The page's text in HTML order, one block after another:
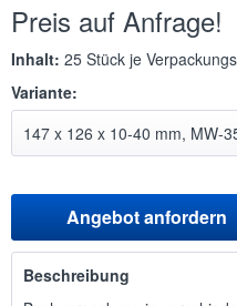
Preis auf Anfrage!
Inhalt: 25 Stück je
Variante:
Angebot anfordern
Beschreibung